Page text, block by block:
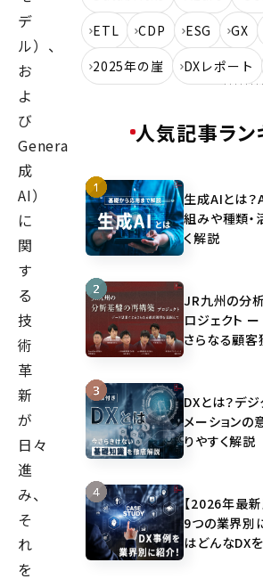
デ
ル）、
お
よ
び
GenerativeAI（生
成
AI）
に
関
す
る
技
術
革
新
が
日々
進
み、
そ
れ
を
ETL
CDP ESG GX
2025年の崖
DXレポート
人気記事ラン
生成AIとは
組みや種類
く解説
JR九州の分
ロジェクト
さらなる顧
DXとは？デ
メーション
りやすく解説
【2026年最新
9つの業界別
はどんなDX